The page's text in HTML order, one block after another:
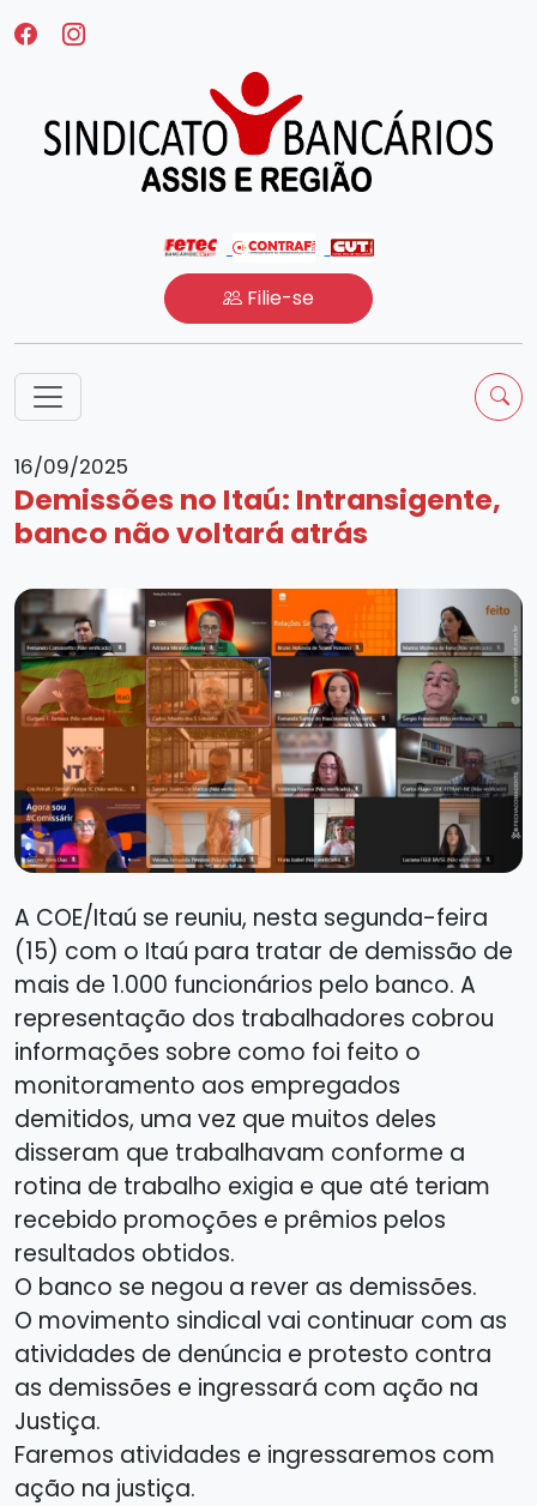
Filie-se
16/09/2025
Demissões no Itaú: Intransigente,
banco não voltará atrás
A COE/Itaú se reuniu, nesta segunda-feira
(15) com o Itaú para tratar de demissão de
mais de 1.000 funcionários pelo banco. A
representação dos trabalhadores cobrou
informações sobre como foi feito o
monitoramento aos empregados
demitidos, uma vez que muitos deles
disseram que trabalhavam conforme a
rotina de trabalho exigia e que até teriam
recebido promoções e prêmios pelos
resultados obtidos.
O banco se negou a rever as demissões.
O movimento sindical vai continuar com as
atividades de denúncia e protesto contra
as demissões e ingressará com ação na
Justiça.
Faremos atividades e ingressaremos com
ação na justiça.